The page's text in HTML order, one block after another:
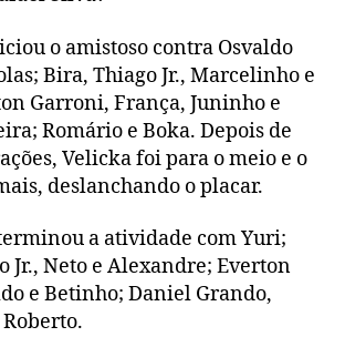
o amistoso contra Osvaldo
Bira, Thiago Jr., Marcelinho e
Garroni, França, Juninho e
Romário e Boka. Depois de
Velicka foi para o meio e o
deslanchando o placar.
a atividade com Yuri;
Jr., Neto e Alexandre; Everton
e Betinho; Daniel Grando,